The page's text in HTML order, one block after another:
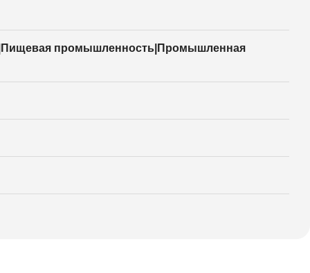
промышленность|Промышленная